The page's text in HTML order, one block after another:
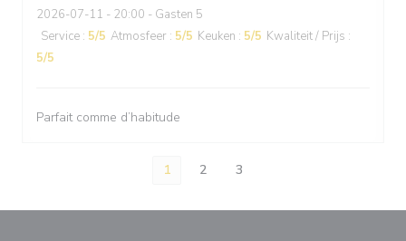
2026-07-11 - 20:00 - Gasten 5
Service : 5/5 Atmosfeer : 5/5 Keuken : 5/5 Kwaliteit / Prijs :
5/5
Parfait comme d’habitude
1 2 3